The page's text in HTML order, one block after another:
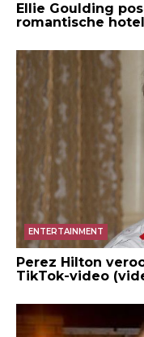
Ellie Goulding
romantische
ENTERTAINMENT
Perez Hilton
TikTok-video